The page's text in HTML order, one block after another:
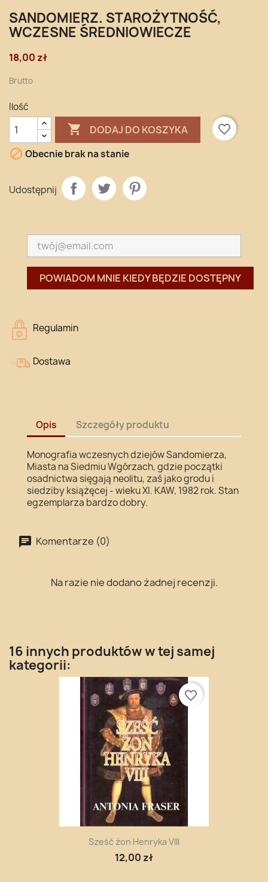
SANDOMIERZ. STAROŻYTNOŚĆ,
WCZESNE ŚREDNIOWIECZE
18,00 zł
Brutto
Ilość
 DODAJ DO KOSZYKA
favorite_border
 Obecnie brak na stanie
Udostępnij
POWIADOM MNIE KIEDY BĘDZIE DOSTĘPNY
Regulamin
Dostawa
Opis Szczegóły produktu
Monografia wczesnych dziejów Sandomierza,
Miasta na Siedmiu Wgórzach, gdzie początki
osadnictwa sięgają neolitu, zaś jako grodu i
siedziby książęcej - wieku XI. KAW, 1982 rok. Stan
egzemplarza bardzo dobry.
Komentarze (0)
Na razie nie dodano żadnej recenzji.
16 innych produktów w tej samej
kategorii:
Sześć żon Henryka VIII
12,00 zł
favorite_border